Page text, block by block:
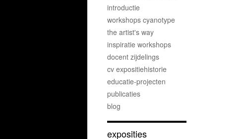
introductie
workshops cyanotype
the artist's way
inspiratie workshops
docent zijdelings
cv expositiehistorie
educatie-projecten
publicaties
blog
exposities